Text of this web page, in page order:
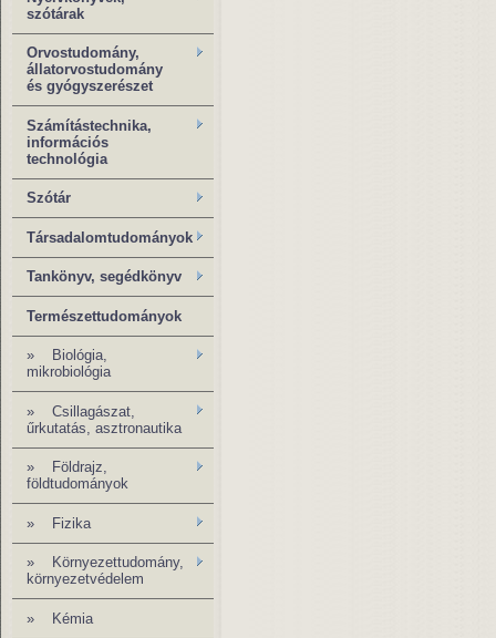
szótárak
Orvostudomány,
állatorvostudomány
és gyógyszerészet
Számítástechnika,
információs
technológia
Szótár
Társadalomtudományok
Tankönyv, segédkönyv
Természettudományok
» Biológia,
mikrobiológia
» Csillagászat,
űrkutatás, asztronautika
»
Földrajz,
földtudományok
» Fizika
» Környezettudomány,
környezetvédelem
» Kémia